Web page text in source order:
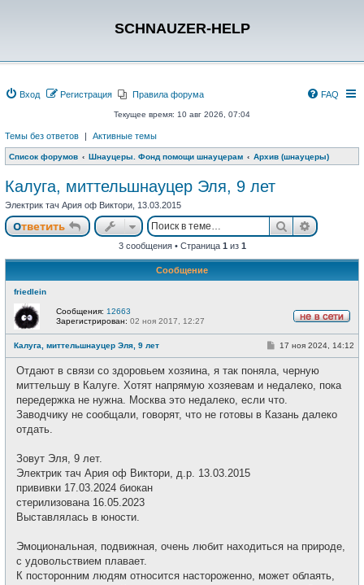
SCHNAUZER-HELP
Вход Регистрация Правила форума FAQ
Текущее время: 10 авг 2026, 07:04
Темы без ответов | Активные темы
Список форумов Шнауцеры. Фонд помощи шнауцерам Архив (шнауцеры)
Калуга, миттельшнауцер Эля, 9 лет
Электрик тач Ария оф Виктори, 13.03.2015
Ответить Поиск
3 сообщения • Страница 1 из 1
Сообщение
friedlein
е
в
с
Сообщения: 12663
Зарегистрирован: 02 ноя 2017, 12:27
Калуга, миттельшнауцер Эля, 9 лет
С
б
щ
е
н
и
17 ноя 2024, 14:12
Отдают в связи со здоровьем хозяина, я так поняла, черную
миттельшу в Калуге. Хотят напрямую хозяевам и недалеко, пока
передержка не нужна. Москва это недалеко, если что.
Заводчику не сообщали, говорят, что не готовы в Казань далеко
отдать.
Зовут Эля, 9 лет.
Электрик тач Ария оф Виктори, д.р. 13.03.2015
прививки 17.03.2024 биокан
стерилизована 16.05.2023
Выставлялась в юности.
Эмоциональная, подвижная, очень любит находиться на природе,
с удовольствием плавает.
К посторонним людям относится настороженно, может облаять,